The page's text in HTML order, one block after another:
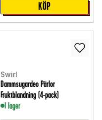
KÖP
Swirl
Dammsugardeo Pärlor
Fruktblandning (4-pack)
I lager